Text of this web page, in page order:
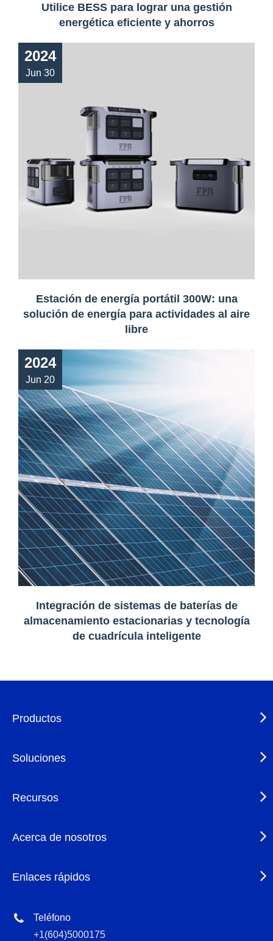
Utilice BESS para lograr una gestión
energética eficiente y ahorros
2024
Jun 30
Estación de energía portátil 300W: una
solución de energía para actividades al aire
libre
2024
Jun 20
Integración de sistemas de baterías de
almacenamiento estacionarias y tecnología
de cuadrícula inteligente
Productos
Soluciones
Recursos
Acerca de nosotros
Enlaces rápidos
Teléfono
+1(604)5000175